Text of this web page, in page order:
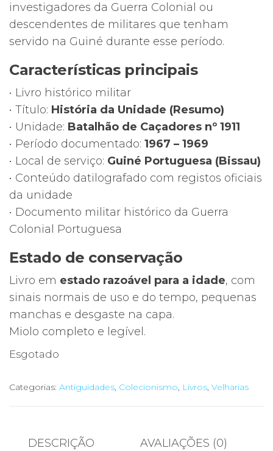
investigadores da Guerra Colonial ou
descendentes de militares que tenham
servido na Guiné durante esse período.
Características principais
• Livro histórico militar
• Título: História da Unidade (Resumo)
• Unidade: Batalhão de Caçadores nº 1911
• Período documentado: 1967 – 1969
• Local de serviço: Guiné Portuguesa (Bissau)
• Conteúdo datilografado com registos oficiais
da unidade
• Documento militar histórico da Guerra
Colonial Portuguesa
Estado de conservação
Livro em estado razoável para a idade, com
sinais normais de uso e do tempo, pequenas
manchas e desgaste na capa.
Miolo completo e legível.
Esgotado
Categorias: Antiguidades, Colecionismo, Livros, Velharias
DESCRIÇÃO AVALIAÇÕES (0)